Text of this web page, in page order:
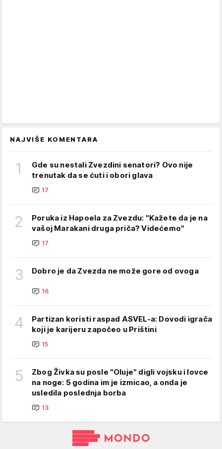
NAJVIŠE KOMENTARA
1
Gde su nestali Zvezdini senatori? Ovo nije
trenutak da se ćuti i obori glava
17
2
Poruka iz Hapoela za Zvezdu: "Kažete da je na
vašoj Marakani druga priča? Videćemo"
17
3 Dobro je da Zvezda ne može gore od ovoga
16
4
Partizan koristi raspad ASVEL-a: Dovodi igrača
koji je karijeru započeo u Prištini
15
5
Zbog Živka su posle "Oluje" digli vojsku i lovce
na noge: 5 godina im je izmicao, a onda je
usledila poslednja borba
13